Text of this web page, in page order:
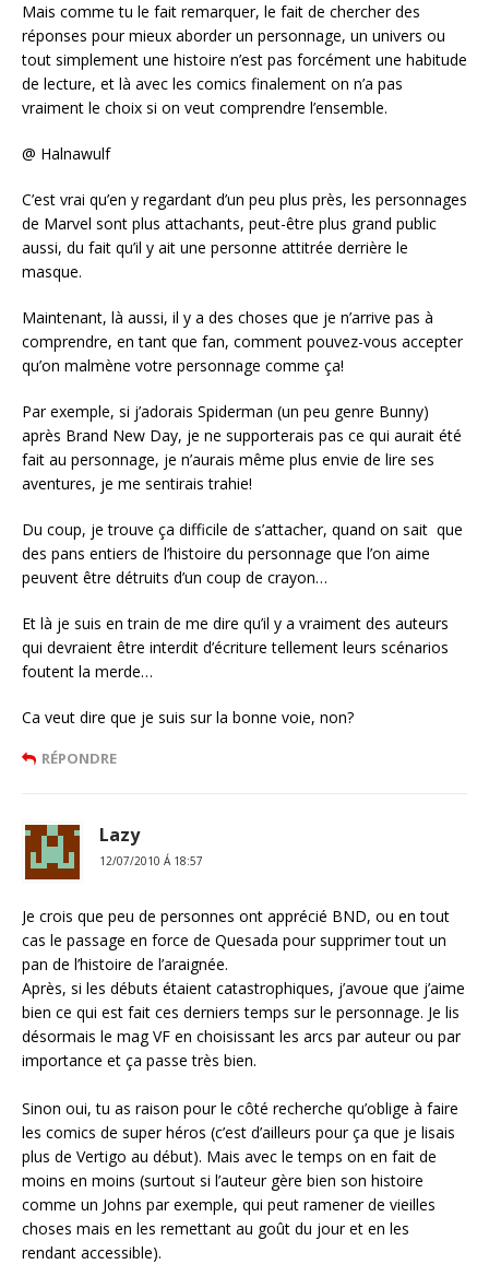
Mais comme tu le fait remarquer, le fait de chercher des
réponses pour mieux aborder un personnage, un univers ou
tout simplement une histoire n’est pas forcément une habitude
de lecture, et là avec les comics finalement on n’a pas
vraiment le choix si on veut comprendre l’ensemble.
@ Halnawulf
C’est vrai qu’en y regardant d’un peu plus près, les personnages
de Marvel sont plus attachants, peut-être plus grand public
aussi, du fait qu’il y ait une personne attitrée derrière le
masque.
Maintenant, là aussi, il y a des choses que je n’arrive pas à
comprendre, en tant que fan, comment pouvez-vous accepter
qu’on malmène votre personnage comme ça!
Par exemple, si j’adorais Spiderman (un peu genre Bunny)
après Brand New Day, je ne supporterais pas ce qui aurait été
fait au personnage, je n’aurais même plus envie de lire ses
aventures, je me sentirais trahie!
Du coup, je trouve ça difficile de s’attacher, quand on sait que
des pans entiers de l’histoire du personnage que l’on aime
peuvent être détruits d’un coup de crayon…
Et là je suis en train de me dire qu’il y a vraiment des auteurs
qui devraient être interdit d’écriture tellement leurs scénarios
foutent la merde…
Ca veut dire que je suis sur la bonne voie, non?
RÉPONDRE
Lazy
12/07/2010 Á 18:57
Je crois que peu de personnes ont apprécié BND, ou en tout
cas le passage en force de Quesada pour supprimer tout un
pan de l’histoire de l’araignée.
Après, si les débuts étaient catastrophiques, j’avoue que j’aime
bien ce qui est fait ces derniers temps sur le personnage. Je lis
désormais le mag VF en choisissant les arcs par auteur ou par
importance et ça passe très bien.
Sinon oui, tu as raison pour le côté recherche qu’oblige à faire
les comics de super héros (c’est d’ailleurs pour ça que je lisais
plus de Vertigo au début). Mais avec le temps on en fait de
moins en moins (surtout si l’auteur gère bien son histoire
comme un Johns par exemple, qui peut ramener de vieilles
choses mais en les remettant au goût du jour et en les
rendant accessible).